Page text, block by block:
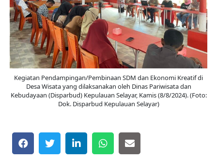
Kegiatan Pendampingan/Pembinaan SDM dan Ekonomi Kreatif di
Desa Wisata yang dilaksanakan oleh Dinas Pariwisata dan
Kebudayaan (Disparbud) Kepulauan Selayar, Kamis (8/8/2024). (Foto:
Dok. Disparbud Kepulauan Selayar)